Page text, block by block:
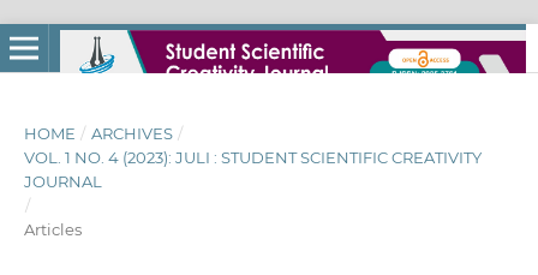
HOME / ARCHIVES /
VOL. 1 NO. 4 (2023): JULI : STUDENT SCIENTIFIC CREATIVITY
JOURNAL
/
Articles